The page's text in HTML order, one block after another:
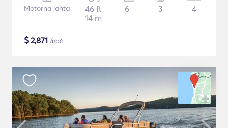
Motorna jahta
46 ft
14 m
6 3 4
$2,871 /noč